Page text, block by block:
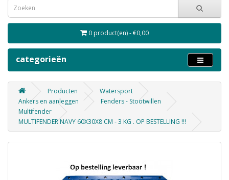
0 product(en) - €0,00
categorieën
Producten
Watersport
Ankers en aanleggen
Fenders - Stootwillen
Multifender
MULTIFENDER NAVY 60X30X8 CM - 3 KG . OP BESTELLING !!!